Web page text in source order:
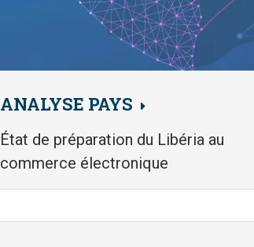
ANALYSE PAYS
État de préparation du Libéria au
commerce électronique